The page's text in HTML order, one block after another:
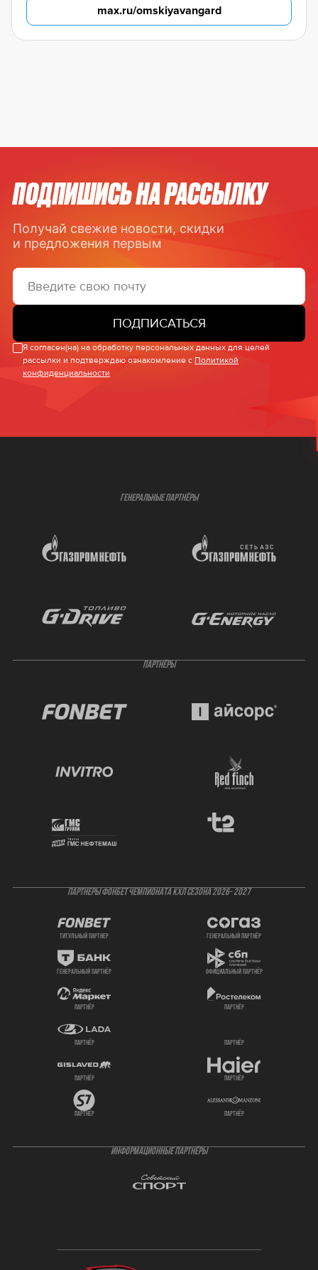
max.ru/omskiyavangard
ПОДПИШИСЬ НА РАССЫЛКУ
Получай свежие новости, скидки
и предложения первым
ПОДПИСАТЬСЯ
Я согласен(на) на обработку персональных данных для целей
рассылки и подтверждаю ознакомление с Политикой
конфиденциальности
ГЕНЕРАЛЬНЫЕ ПАРТНЁРЫ
ПАРТНЁРЫ
ПАРТНЕРЫ ФОНБЕТ ЧЕМПИОНАТА КХЛ СЕЗОНА 2026- 2027
титульный партнер генеральный партнёр
генеральный партнёр официальный партнёр
партнёр партнёр
партнёр партнёр
партнёр партнёр
партнёр партнёр
ИНФОРМАЦИОННЫЕ ПАРТНЁРЫ